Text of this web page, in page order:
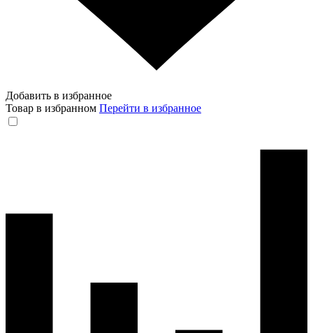
Добавить в избранное
Товар в избранном Перейти в избранное